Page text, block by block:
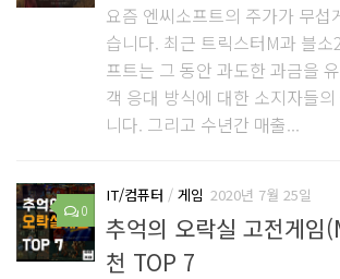
요즘 엔씨소프트의 주가가 무섭
습니다. 최근 트릭스터M과 블
프트는 그 동안 과도한 과금을
객 응대 방식에 대한 소지자들
니다. 그리고 수년간 매출...
0
IT/컴퓨터 / 게임 2020년 7월 25일
추억의 오락실 고전게임
천 TOP 7